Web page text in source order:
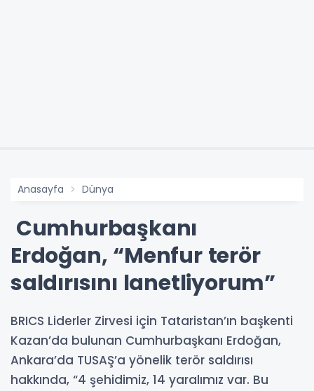
Anasayfa Dünya
Cumhurbaşkanı
Erdoğan, “Menfur terör
saldırısını lanetliyorum”
BRICS Liderler Zirvesi için Tataristan’ın başkenti
Kazan’da bulunan Cumhurbaşkanı Erdoğan,
Ankara’da TUSAŞ’a yönelik terör saldırısı
hakkında, “4 şehidimiz, 14 yaralımız var. Bu